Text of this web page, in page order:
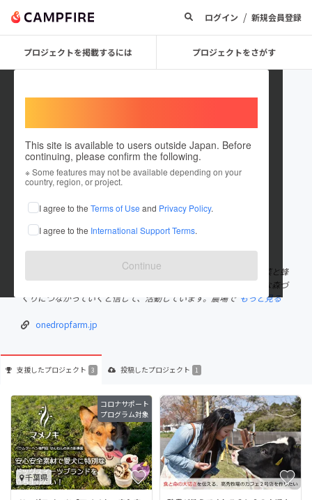
ログイン / 新規会員登録
プロジェクトを掲載するには プロジェクトをさがす
This site is available to users outside Japan. Before
continuing, please confirm the following.
※ Some features may not be available depending on your
country, region, or project.
I agree to the Terms of Use and Privacy Policy.
I agree to the International Support Terms.
Continue
onedropfarm
これまでに3回支援して1件のプロジェクトを投稿しています
在住国：日本 現在地：千葉県
出身国：日本 出身地：千葉県
「養蜂で里山を再生する！」を合言葉に、千葉県市原市で有機野菜と蜂
蜜を生産しています！有機野菜と蜂蜜の「美味しい！」が、豊かな森づ
くりにつながっていくと信じて、活動しています。農場で もっと見る
onedropfarm.jp
支援したプロジェクト 3 投稿したプロジェクト 1
コロナサポート
プログラム対象
千葉県